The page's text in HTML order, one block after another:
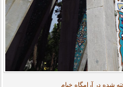
شده در آرامگاه خیام